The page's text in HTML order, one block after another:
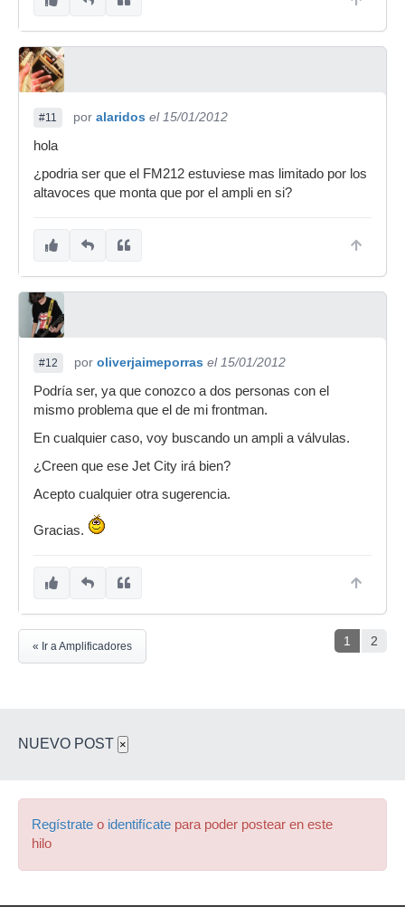
#11 por alaridos el 15/01/2012
hola
¿podria ser que el FM212 estuviese mas limitado por los
altavoces que monta que por el ampli en si?
#12 por oliverjaimeporras el 15/01/2012
Podría ser, ya que conozco a dos personas con el
mismo problema que el de mi frontman.
En cualquier caso, voy buscando un ampli a válvulas.
¿Creen que ese Jet City irá bien?
Acepto cualquier otra sugerencia.
Gracias.
1 2
« Ir a Amplificadores
NUEVO POST ×
Regístrate o identifícate para poder postear en este
hilo